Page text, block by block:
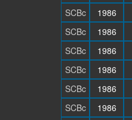
SCBc
1986
SCBc
1986
SCBc
1986
SCBc
1986
SCBc
1986
SCBc
1986